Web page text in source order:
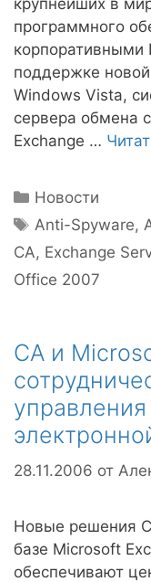
крупнейших в
программного
корпоративными
поддержке
Windows Vista,
сервера обмена
Exchange …
Рубрики
Новости
Метки
Anti-Spyware,
CA, Exchange
Office 2007
CA и
28.11.2006 от
Новые решения
базе Microsoft
обеспечивают